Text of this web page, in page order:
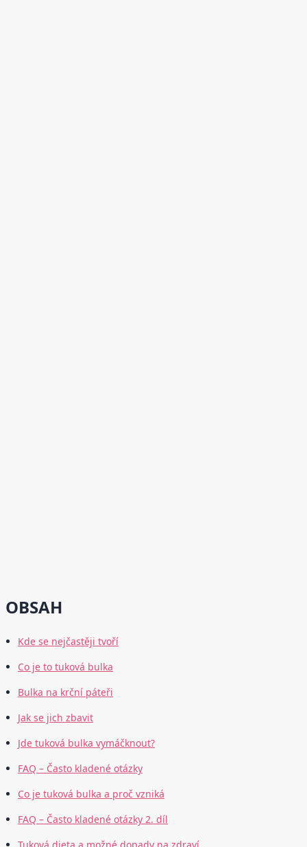
OBSAH
Kde se nejčastěji tvoří
Co je to tuková bulka
Bulka na krční páteři
Jak se jich zbavit
Jde tuková bulka vymáčknout?
FAQ – Často kladené otázky
Co je tuková bulka a proč vzniká
FAQ – Často kladené otázky 2. díl